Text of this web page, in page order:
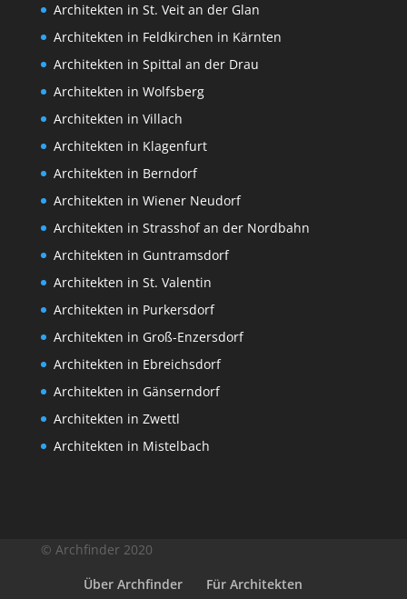
Architekten in St. Veit an der Glan
Architekten in Feldkirchen in Kärnten
Architekten in Spittal an der Drau
Architekten in Wolfsberg
Architekten in Villach
Architekten in Klagenfurt
Architekten in Berndorf
Architekten in Wiener Neudorf
Architekten in Strasshof an der Nordbahn
Architekten in Guntramsdorf
Architekten in St. Valentin
Architekten in Purkersdorf
Architekten in Groß-Enzersdorf
Architekten in Ebreichsdorf
Architekten in Gänserndorf
Architekten in Zwettl
Architekten in Mistelbach
© Archfinder 2020
Über Archfinder
Für Architekten